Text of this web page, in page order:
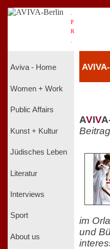
P
R
Aviva - Home
Women + Work
Public Affairs
Kunst + Kultur
Jüdisches Leben
Literatur
Interviews
Sport
About us
AVIV
im
und